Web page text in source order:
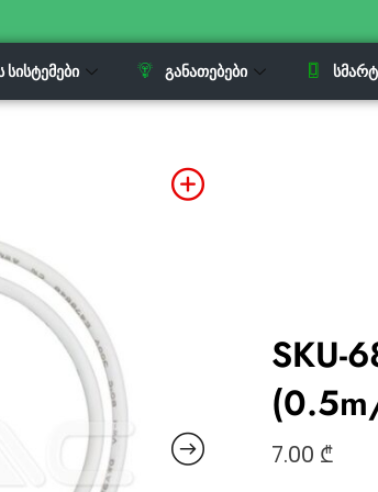
ᲡᲘᲡᲢᲔᲛᲔᲑᲘ ᲒᲐᲜᲐᲗᲔᲑᲔᲑᲘ
SKU-
7.00 ₾